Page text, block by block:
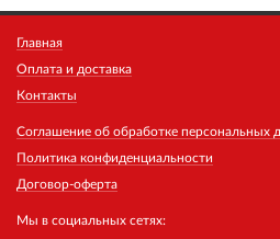
Главная
Оплата и доставка
Контакты
Соглашение об обработке персональных
Политика конфиденциальности
Договор-оферта
Мы в социальных сетях: